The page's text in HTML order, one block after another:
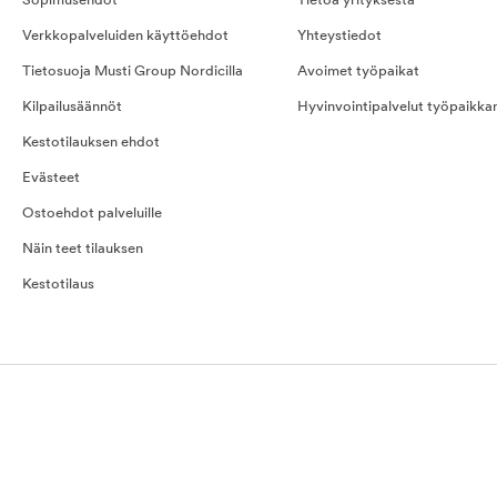
Verkkopalveluiden käyttöehdot
Tietosuoja Musti Group Nordicilla
Kilpailusäännöt
Kestotilauksen ehdot
Evästeet
Ostoehdot palveluille
Näin teet tilauksen
Kestotilaus
Yhteystiedot
Avoimet työpaikat
Hyvinvointipalvelut